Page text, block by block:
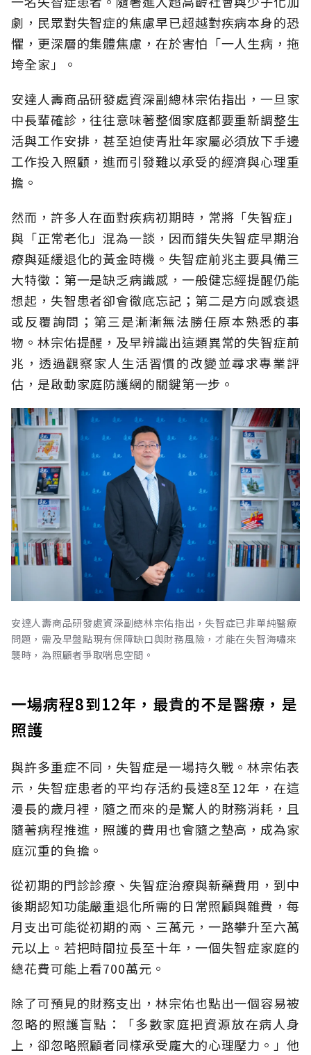
劇，民眾對失智症的焦慮早已超越對疾病本身的恐
懼，更深層的集體焦慮，在於害怕「一人生病，拖
垮全家」。
安達人壽商品研發處資深副總林宗佑指出，一旦家
中長輩確診，往往意味著整個家庭都要重新調整生
活與工作安排，甚至迫使青壯年家屬必須放下手邊
工作投入照顧，進而引發難以承受的經濟與心理重
擔。
然而，許多人在面對疾病初期時，常將「失智症」
與「正常老化」混為一談，因而錯失失智症早期治
療與延緩退化的黃金時機。失智症前兆主要具備三
大特徵：第一是缺乏病識感，一般健忘經提醒仍能
想起，失智患者卻會徹底忘記；第二是方向感衰退
或反覆詢問；第三是漸漸無法勝任原本熟悉的事
物。林宗佑提醒，及早辨識出這類異常的失智症前
兆，透過觀察家人生活習慣的改變並尋求專業評
估，是啟動家庭防護網的關鍵第一步。
安達人壽商品研發處資深副總林宗佑指出，失智症已非單純醫療
問題，需及早盤點現有保障缺口與財務風險，才能在失智海嘯來
襲時，為照顧者爭取喘息空間。
一場病程8到12年，最貴的不是醫療，是
照護
與許多重症不同，失智症是一場持久戰。林宗佑表
示，失智症患者的平均存活約長達8至12年，在這
漫長的歲月裡，隨之而來的是驚人的財務消耗，且
隨著病程推進，照護的費用也會隨之墊高，成為家
庭沉重的負擔。
從初期的門診診療、失智症治療與新藥費用，到中
後期認知功能嚴重退化所需的日常照顧與雜費，每
月支出可能從初期的兩、三萬元，一路攀升至六萬
元以上。若把時間拉長至十年，一個失智症家庭的
總花費可能上看700萬元。
除了可預見的財務支出，林宗佑也點出一個容易被
忽略的照護盲點：「多數家庭把資源放在病人身
上，卻忽略照顧者同樣承受龐大的心理壓力。」他